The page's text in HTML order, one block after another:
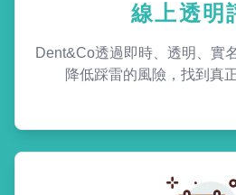
線上透明
Dent&Co透過即時、透明、實
降低踩雷的風險，找到真